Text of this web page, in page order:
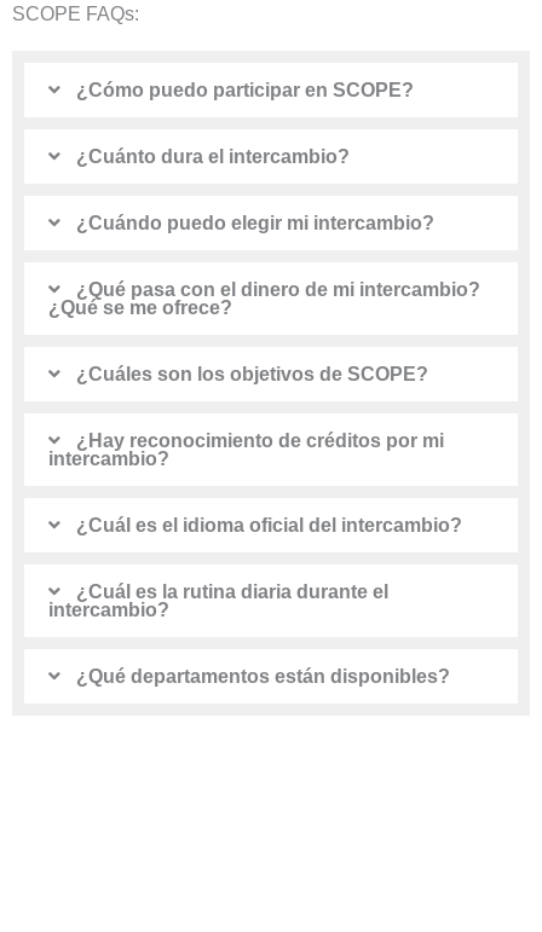
SCOPE FAQs:
¿Cómo puedo participar en SCOPE?
¿Cuánto dura el intercambio?
¿Cuándo puedo elegir mi intercambio?
¿Qué pasa con el dinero de mi intercambio?
¿Qué se me ofrece?
¿Cuáles son los objetivos de SCOPE?
¿Hay reconocimiento de créditos por mi
intercambio?
¿Cuál es el idioma oficial del intercambio?
¿Cuál es la rutina diaria durante el
intercambio?
¿Qué departamentos están disponibles?